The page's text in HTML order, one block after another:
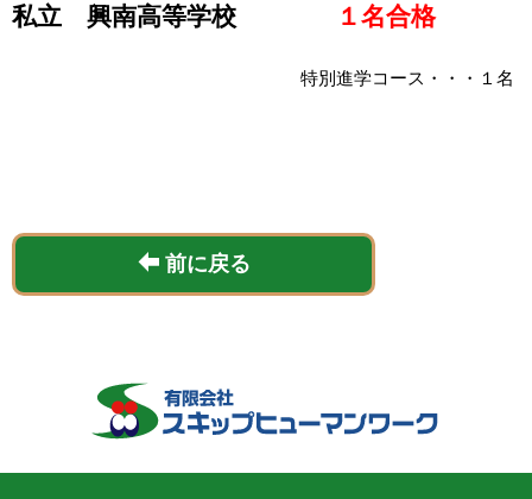
私立 興南高等学校 １名合格
特別進学コース・・・１名
前に戻る